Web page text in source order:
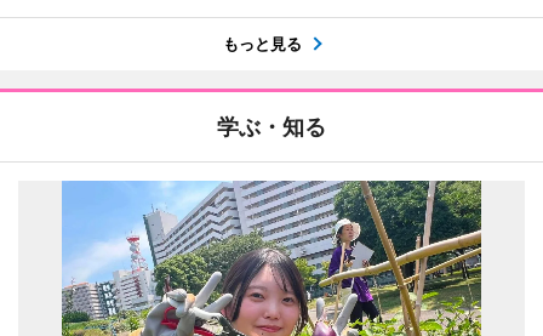
もっと見る
学ぶ・知る